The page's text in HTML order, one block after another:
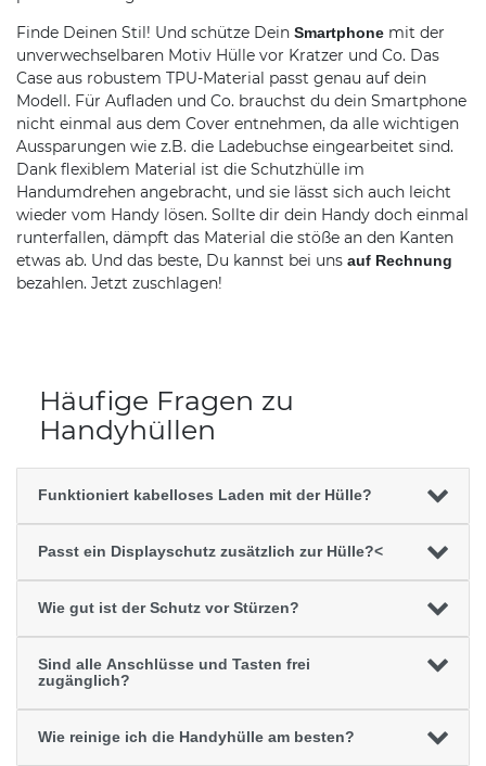
Finde Deinen Stil! Und schütze Dein Smartphone mit der
unverwechselbaren Motiv Hülle vor Kratzer und Co. Das
Case aus robustem TPU-Material passt genau auf dein
Modell. Für Aufladen und Co. brauchst du dein Smartphone
nicht einmal aus dem Cover entnehmen, da alle wichtigen
Aussparungen wie z.B. die Ladebuchse eingearbeitet sind.
Dank flexiblem Material ist die Schutzhülle im
Handumdrehen angebracht, und sie lässt sich auch leicht
wieder vom Handy lösen. Sollte dir dein Handy doch einmal
runterfallen, dämpft das Material die stöße an den Kanten
etwas ab. Und das beste, Du kannst bei uns auf Rechnung
bezahlen. Jetzt zuschlagen!
Häufige Fragen zu
Handyhüllen
Funktioniert kabelloses Laden mit der Hülle?
Passt ein Displayschutz zusätzlich zur Hülle?<
Wie gut ist der Schutz vor Stürzen?
Sind alle Anschlüsse und Tasten frei
zugänglich?
Wie reinige ich die Handyhülle am besten?